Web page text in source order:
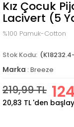
Kız Çocuk
Lacivert (5
%100 Pamuk-Cotton
Marka : Breeze
219,99 TL
20,83 TL 'den